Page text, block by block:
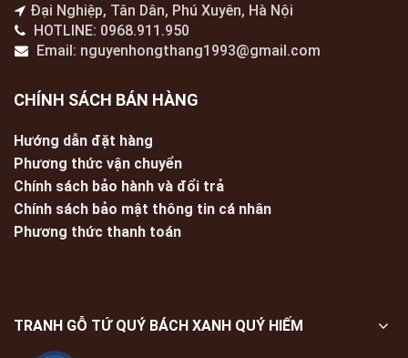
Đại Nghiệp, Tân Dân, Phú Xuyên, Hà Nội
HOTLINE: 0968.911.950
Email: nguyenhongthang1993@gmail.com
CHÍNH SÁCH BÁN HÀNG
Hướng dẫn đặt hàng
Phương thức vận chuyển
Chính sách bảo hành và đổi trả
Chính sách bảo mật thông tin cá nhân
Phương thức thanh toán
TRANH GỖ TỨ QUÝ BÁCH XANH QUÝ HIẾM